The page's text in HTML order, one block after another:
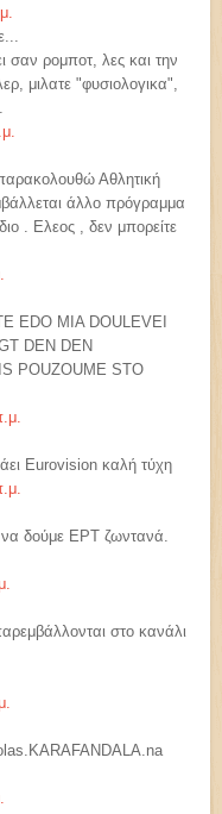
σαν ρομποτ, λες και την
μιλατε "φυσιολογικα",
Αθλητική
άλλο πρόγραμμα
. Ελεος , δεν μπορείτε
EDO MIA DOULEVEI
DEN DEN
POUZOUME STO
Eurovision καλή τύχη
δούμε ΕΡΤ ζωντανά.
στο κανάλι